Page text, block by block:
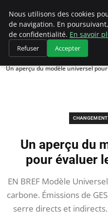
Accueil
Changements climatiques
Un aperçu du modèle universel
Un aperçu du
pour évaluer
EN BREF Modèle
carbone. Émissions de
serre directs et
Nous utilisons des cookies
de navigation. En
de confidentialité. En savoir
Refuser Accepter